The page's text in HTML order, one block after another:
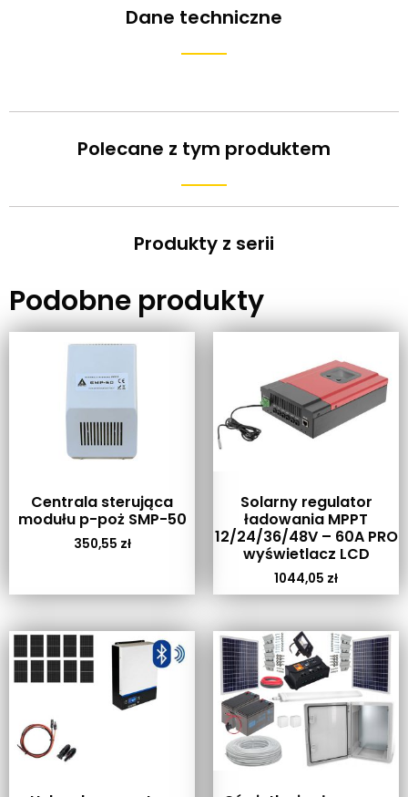
Dane techniczne
Polecane z tym produktem
Produkty z serii
Podobne produkty
Centrala sterująca
modułu p-poż SMP-50
350,55 zł
Solarny regulator
ładowania MPPT
12/24/36/48V – 60A PRO
wyświetlacz LCD
1044,05 zł